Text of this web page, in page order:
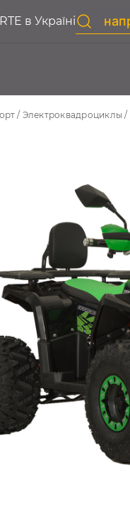
в Україні
Электроквадроциклы